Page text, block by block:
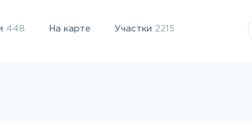
448 На карте Участки 2215